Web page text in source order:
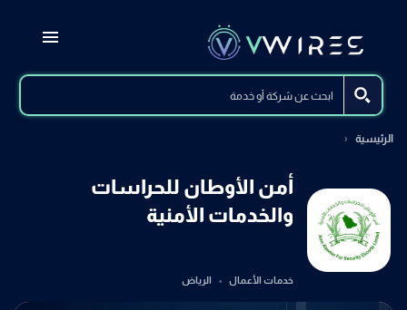
الرئيسية
أمن الأوطان للحراسات
والخدمات الأمنية
خدمات الأعمال الرياض